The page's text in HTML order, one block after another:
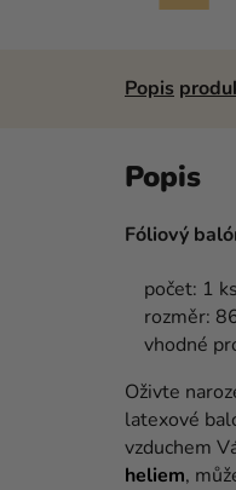
Popis
Fóliový
počet: 1 ks
rozměr:
vhodné
Oživte
latexové
vzduchem
heliem,